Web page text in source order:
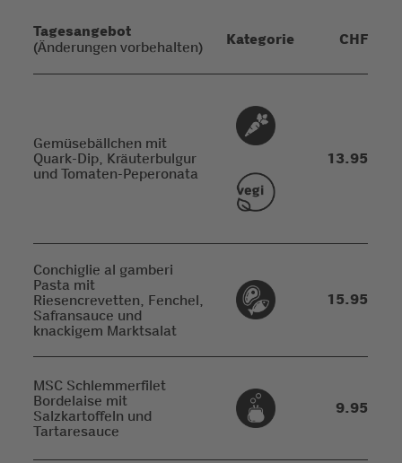
Tagesangebot
(Änderungen vorbehalten) Kategorie CHF
Gemüsebällchen mit
Quark-Dip, Kräuterbulgur
und Tomaten-Peperonata
13.95
Conchiglie al gamberi
Pasta mit
Riesencrevetten, Fenchel,
Safransauce und
knackigem Marktsalat
15.95
MSC Schlemmerfilet
Bordelaise mit
Salzkartoffeln und
Tartaresauce
9.95